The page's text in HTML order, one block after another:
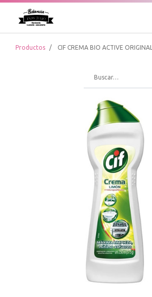
Productos CIF CREMA BIO ACTIVE